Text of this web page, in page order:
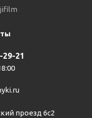
29-21
проезд 6с2